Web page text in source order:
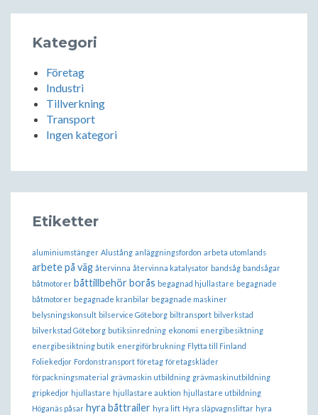
Kategori
Företag
Industri
Tillverkning
Transport
Ingen kategori
Etiketter
aluminiumstänger Alustång anläggningsfordon arbeta utomlands
arbete på väg återvinna återvinna katalysator bandsåg bandsågar
båtmotorer båttillbehör borås begagnad hjullastare begagnade
båtmotorer begagnade kranbilar begagnade maskiner
belysningskonsult bilservice Göteborg biltransport bilverkstad
bilverkstad Göteborg butiksinredning ekonomi energibesiktning
energibesiktning butik energiförbrukning Flytta till Finland
Foliekedjor Fordonstransport företag företagskläder
förpackningsmaterial
grävmaskin utbildning grävmaskinutbildning
gripkedjor hjullastare hjullastare auktion hjullastare utbildning
Höganäs påsar hyra båttrailer hyra lift Hyra släpvagnsliftar hyra